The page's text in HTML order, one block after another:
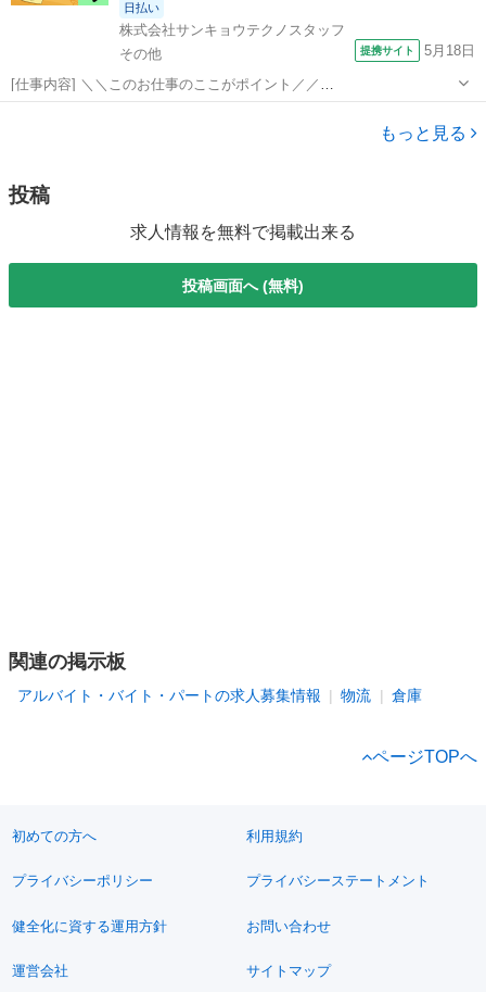
日払い
株式会社サンキョウテクノスタッフ
その他
提携サイト 5月18日
[仕事内容] ＼＼このお仕事のここがポイント／／
━━━━━━━━━━━━━━━━━ ◎残業多めで月収30万円以上も
可能 ◎未経験OK！覚えやすいシンプル作業 ◎武蔵嵐山駅から送迎あ
もっと見る
投稿
求人情報を無料で掲載出来る
投稿画面へ (無料)
関連の掲示板
アルバイト・バイト・パートの求人募集情報 物流 倉庫
ページTOPへ
初めての方へ 利用規約
プライバシーポリシー プライバシーステートメント
健全化に資する運用方針 お問い合わせ
運営会社 サイトマップ